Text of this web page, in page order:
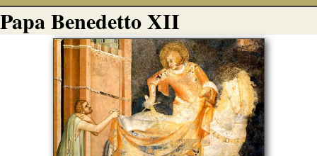
Papa Benedetto XII